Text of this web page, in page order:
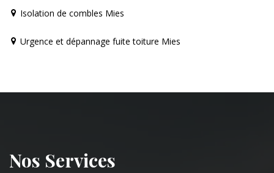
Isolation de combles Mies
Urgence et dépannage fuite toiture Mies
Nos Services